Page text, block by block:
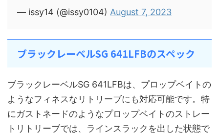
— issy14 (@issy0104) August 7, 2023
ブラックレーベルSG 641LFBのスペック
ブラックレーベルSG 641LFBは、プロップベイトの
ようなフィネスなリトリーブにも対応可能です。特
にガストネードのようなプロップベイトのストレー
トリトリーブでは、ラインスラックを出した状態で